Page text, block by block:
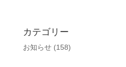
カテゴリー
お知らせ(158)